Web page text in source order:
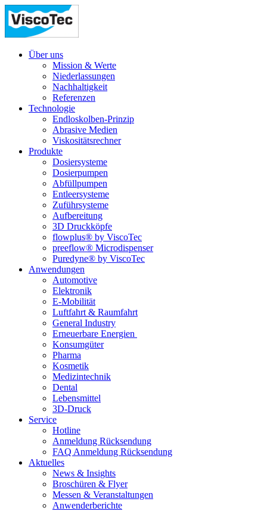
Über uns
Mission & Werte
Niederlassungen
Nachhaltigkeit
Referenzen
Technologie
Endloskolben-Prinzip
Abrasive Medien
Viskositätsrechner
Produkte
Dosiersysteme
Dosierpumpen
Abfüllpumpen
Entleersysteme
Zuführsysteme
Aufbereitung
3D Druckköpfe
flowplus® by ViscoTec
preeflow® Microdispenser
Puredyne® by ViscoTec
Anwendungen
Automotive
Elektronik
E-Mobilität
Luftfahrt & Raumfahrt
General Industry
Erneuerbare Energien
Konsumgüter
Pharma
Kosmetik
Medizintechnik
Dental
Lebensmittel
3D-Druck
Service
Hotline
Anmeldung Rücksendung
FAQ Anmeldung Rücksendung
Aktuelles
News & Insights
Broschüren & Flyer
Messen & Veranstaltungen
Anwenderberichte